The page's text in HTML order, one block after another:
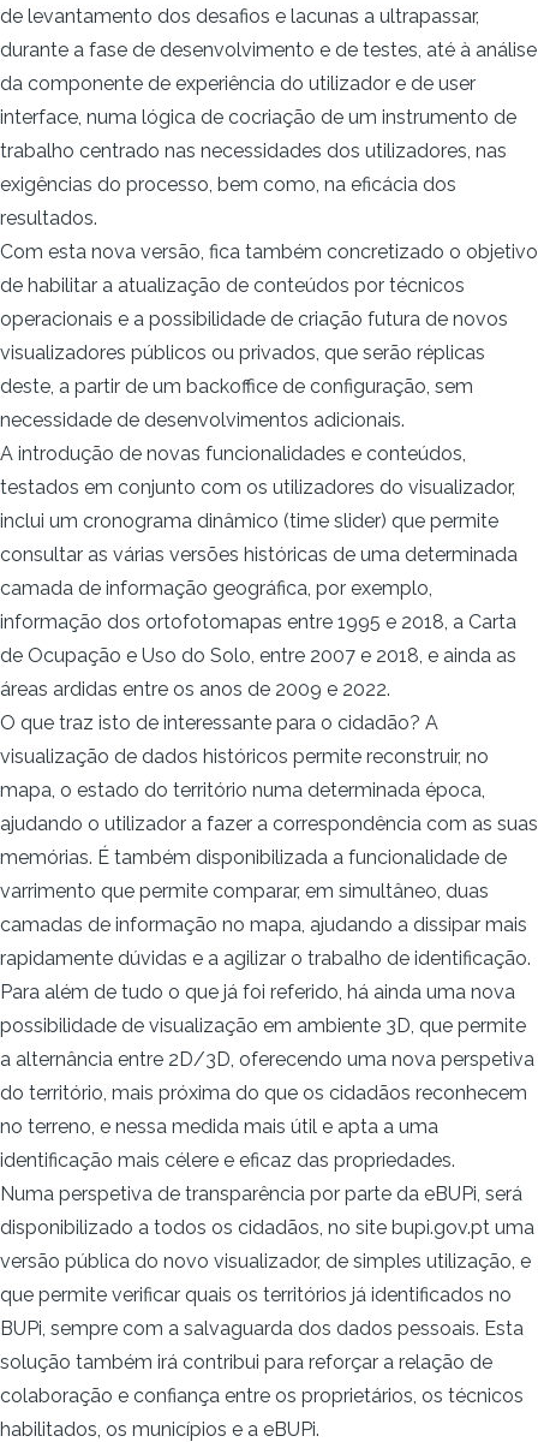
de levantamento dos desafios e lacunas a ultrapassar,
durante a fase de desenvolvimento e de testes, até à análise
da componente de experiência do utilizador e de user
interface, numa lógica de cocriação de um instrumento de
trabalho centrado nas necessidades dos utilizadores, nas
exigências do processo, bem como, na eficácia dos
resultados.
Com esta nova versão, fica também concretizado o objetivo
de habilitar a atualização de conteúdos por técnicos
operacionais e a possibilidade de criação futura de novos
visualizadores públicos ou privados, que serão réplicas
deste, a partir de um backoffice de configuração, sem
necessidade de desenvolvimentos adicionais.
A introdução de novas funcionalidades e conteúdos,
testados em conjunto com os utilizadores do visualizador,
inclui um cronograma dinâmico (time slider) que permite
consultar as várias versões históricas de uma determinada
camada de informação geográfica, por exemplo,
informação dos ortofotomapas entre 1995 e 2018, a Carta
de Ocupação e Uso do Solo, entre 2007 e 2018, e ainda as
áreas ardidas entre os anos de 2009 e 2022.
O que traz isto de interessante para o cidadão? A
visualização de dados históricos permite reconstruir, no
mapa, o estado do território numa determinada época,
ajudando o utilizador a fazer a correspondência com as suas
memórias. É também disponibilizada a funcionalidade de
varrimento que permite comparar, em simultâneo, duas
camadas de informação no mapa, ajudando a dissipar mais
rapidamente dúvidas e a agilizar o trabalho de identificação.
Para além de tudo o que já foi referido, há ainda uma nova
possibilidade de visualização em ambiente 3D, que permite
a alternância entre 2D/3D, oferecendo uma nova perspetiva
do território, mais próxima do que os cidadãos reconhecem
no terreno, e nessa medida mais útil e apta a uma
identificação mais célere e eficaz das propriedades.
Numa perspetiva de transparência por parte da eBUPi, será
disponibilizado a todos os cidadãos, no site bupi.gov.pt uma
versão pública do novo visualizador, de simples utilização, e
que permite verificar quais os territórios já identificados no
BUPi, sempre com a salvaguarda dos dados pessoais. Esta
solução também irá contribui para reforçar a relação de
colaboração e confiança entre os proprietários, os técnicos
habilitados, os municípios e a eBUPi.